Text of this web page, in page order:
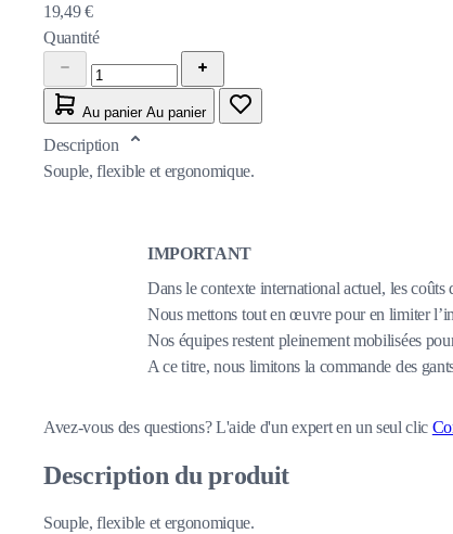
19,49 €
Quantité
Au panier Au panier
Description
Souple, flexible et ergonomique.
IMPORTANT
Dans le contexte international actuel, les coûts
Nous mettons tout en œuvre pour en limiter
Nos équipes restent pleinement mobilisées
A ce titre, nous limitons la commande des
Avez-vous des questions?L'aide d'un expert en un seul clic
Description du produit
Souple, flexible et ergonomique.